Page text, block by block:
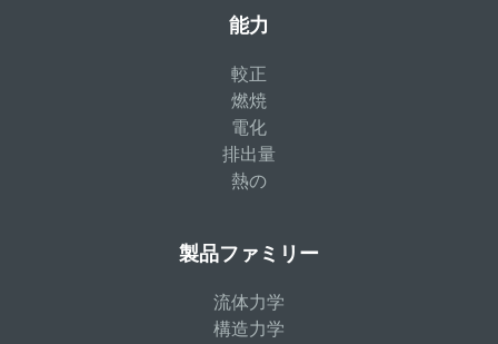
能力
較正
燃焼
電化
排出量
熱の
製品ファミリー
流体力学
構造力学